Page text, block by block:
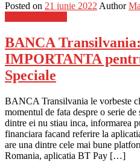
Posted on 21 iunie 2022 Author
BANCA
IMPORTANTA
Speciale
BANCA Transilvania le vorbeste
momentul de fata despre o serie
dintre ei nu stiau inca, informarea
financiara facand referire la
are una dintre cele mai bune
Romania, aplicatia BT Pay […]